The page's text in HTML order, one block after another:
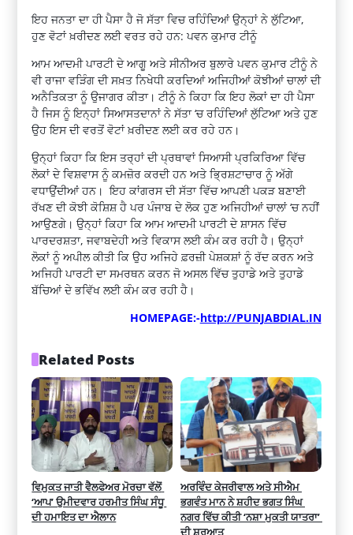
ਇਹ ਜਨਤਾ ਦਾ ਹੀ ਪੈਸਾ ਹੈ ਜੋ ਸੱਤਾ ਵਿਚ ਰਹਿੰਦਿਆਂ ਉਨ੍ਹਾਂ ਨੇ ਲੁੱਟਿਆ,
ਹੁਣ ਵੋਟਾਂ ਖ਼ਰੀਦਣ ਲਈ ਵਰਤ ਰਹੇ ਹਨ: ਪਵਨ ਕੁਮਾਰ ਟੀਨੂੰ
ਆਮ ਆਦਮੀ ਪਾਰਟੀ ਦੇ ਆਗੂ ਅਤੇ ਸੀਨੀਅਰ ਬੁਲਾਰੇ ਪਵਨ ਕੁਮਾਰ ਟੀਨੂੰ ਨੇ
ਵੀ ਰਾਜਾ ਵੜਿੰਗ ਦੀ ਸਖ਼ਤ ਨਿਖੇਧੀ ਕਰਦਿਆਂ ਅਜਿਹੀਆਂ ਕੋਝੀਆਂ ਚਾਲਾਂ ਦੀ
ਅਨੈਤਿਕਤਾ ਨੂੰ ਉਜਾਗਰ ਕੀਤਾ। ਟੀਨੂੰ ਨੇ ਕਿਹਾ ਕਿ ਇਹ ਲੋਕਾਂ ਦਾ ਹੀ ਪੈਸਾ
ਹੈ ਜਿਸ ਨੂੰ ਇਨ੍ਹਾਂ ਸਿਆਸਤਦਾਨਾਂ ਨੇ ਸੱਤਾ ‘ਚ ਰਹਿੰਦਿਆਂ ਲੁੱਟਿਆ ਅਤੇ ਹੁਣ
ਉਹ ਇਸ ਦੀ ਵਰਤੋਂ ਵੋਟਾਂ ਖ਼ਰੀਦਣ ਲਈ ਕਰ ਰਹੇ ਹਨ।
ਉਨ੍ਹਾਂ ਕਿਹਾ ਕਿ ਇਸ ਤਰ੍ਹਾਂ ਦੀ ਪ੍ਰਥਾਵਾਂ ਸਿਆਸੀ ਪ੍ਰਕਿਰਿਆ ਵਿੱਚ
ਲੋਕਾਂ ਦੇ ਵਿਸ਼ਵਾਸ ਨੂੰ ਕਮਜ਼ੋਰ ਕਰਦੀ ਹਨ ਅਤੇ ਭ੍ਰਿਸ਼ਟਾਚਾਰ ਨੂੰ ਅੱਗੇ
ਵਧਾਉਂਦੀਆਂ ਹਨ। ਇਹ ਕਾਂਗਰਸ ਦੀ ਸੱਤਾ ਵਿੱਚ ਆਪਣੀ ਪਕੜ ਬਣਾਈ
ਰੱਖਣ ਦੀ ਕੋਝੀ ਕੋਸ਼ਿਸ਼ ਹੈ ਪਰ ਪੰਜਾਬ ਦੇ ਲੋਕ ਹੁਣ ਅਜਿਹੀਆਂ ਚਾਲਾਂ ‘ਚ ਨਹੀਂ
ਆਉਣਗੇ। ਉਨ੍ਹਾਂ ਕਿਹਾ ਕਿ ਆਮ ਆਦਮੀ ਪਾਰਟੀ ਦੇ ਸ਼ਾਸਨ ਵਿੱਚ
ਪਾਰਦਰਸ਼ਤਾ, ਜਵਾਬਦੇਹੀ ਅਤੇ ਵਿਕਾਸ ਲਈ ਕੰਮ ਕਰ ਰਹੀ ਹੈ। ਉਨ੍ਹਾਂ
ਲੋਕਾਂ ਨੂੰ ਅਪੀਲ ਕੀਤੀ ਕਿ ਉਹ ਅਜਿਹੇ ਫ਼ਰਜ਼ੀ ਪੇਸ਼ਕਸ਼ਾਂ ਨੂੰ ਰੱਦ ਕਰਨ ਅਤੇ
ਅਜਿਹੀ ਪਾਰਟੀ ਦਾ ਸਮਰਥਨ ਕਰਨ ਜੋ ਅਸਲ ਵਿੱਚ ਤੁਹਾਡੇ ਅਤੇ ਤੁਹਾਡੇ
ਬੱਚਿਆਂ ਦੇ ਭਵਿੱਖ ਲਈ ਕੰਮ ਕਰ ਰਹੀ ਹੈ।
HOMEPAGE:-http://PUNJABDIAL.IN
Related Posts
ਵਿਮੁਕਤ ਜਾਤੀ ਵੈਲਫੇਅਰ ਮੋਰਚਾ ਵੱਲੋਂ
‘ਆਪ’ ਉਮੀਦਵਾਰ ਹਰਮੀਤ ਸਿੰਘ ਸੰਧੂ
ਦੀ ਹਮਾਇਤ ਦਾ ਐਲਾਨ
ਅਰਵਿੰਦ ਕੇਜਰੀਵਾਲ ਅਤੇ ਸੀਐਮ
ਭਗਵੰਤ ਮਾਨ ਨੇ ਸ਼ਹੀਦ ਭਗਤ ਸਿੰਘ
ਨਗਰ ਵਿੱਚ ਕੀਤੀ ‘ਨਸ਼ਾ ਮੁਕਤੀ ਯਾਤਰਾ’
ਦੀ ਸ਼ੁਰੂਆਤ